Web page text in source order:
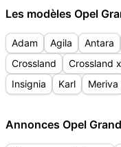
Les modèles Opel
Adam Agila Antara
Crossland
Crossland x
Insignia
Karl Meriva
Annonces Opel